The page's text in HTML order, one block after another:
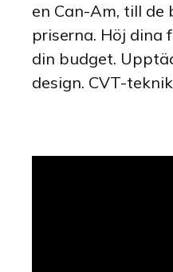
en Can-Am, till de
priserna. Höj dina
din budget.
design. CVT-